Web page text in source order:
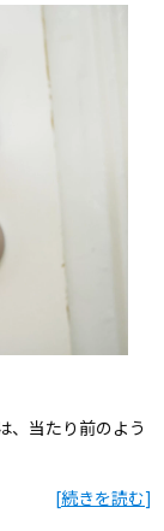
、当たり前のよう
[続きを読む]